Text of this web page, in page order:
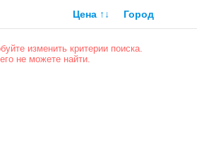
Цена ↑↓ Город
изменить критерии поиска.
не можете найти.